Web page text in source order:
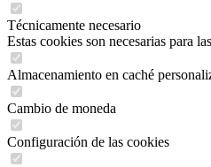
Técnicamente necesario
Estas cookies son necesarias para
Almacenamiento en caché
Cambio de moneda
Configuración de las cookies